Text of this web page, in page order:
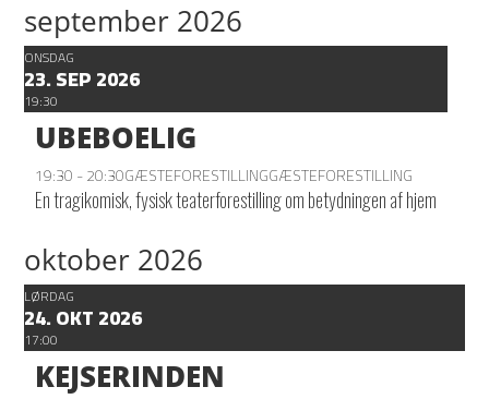
september 2026
ONSDAG
23. SEP 2026
19:30
UBEBOELIG
19:30 - 20:30GÆSTEFORESTILLINGGÆSTEFORESTILLING
En tragikomisk, fysisk teaterforestilling om betydningen af hjem
oktober 2026
LØRDAG
24. OKT 2026
17:00
KEJSERINDEN